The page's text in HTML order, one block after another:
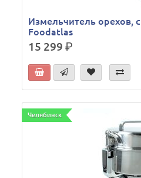
Измельчитель орехов,
Foodatlas
15 299р.
Челябинск